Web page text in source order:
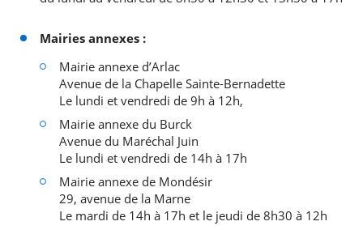
Mairies annexes :
Mairie annexe d’Arlac
Avenue de la Chapelle Sainte-Bernadette
Le lundi et vendredi de 9h à 12h,
Mairie annexe du Burck
Avenue du Maréchal Juin
Le lundi et vendredi de 14h à 17h
Mairie annexe de Mondésir
29, avenue de la Marne
Le mardi de 14h à 17h et le jeudi de 8h30 à 12h